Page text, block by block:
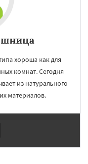
хороша как для
комнат. Сегодня
из натурального
материалов.